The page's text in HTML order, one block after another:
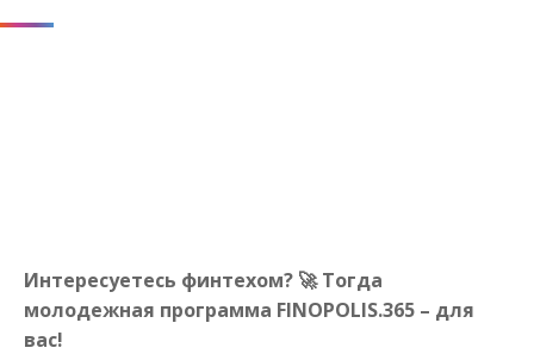
Интересуетесь финтехом? 🚀Тогда
молодежная программа FINOPOLIS.365 – для
вас!